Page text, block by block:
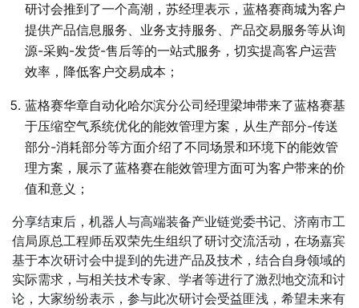
研讨会推到了一个高潮，苏经理表示，蓝格赛商城为客户
提供产品信息服务、业务支持服务、产品交易服务等从询
源-采购-发货-售后等的一站式服务，切实提高客户运营
效率，降低客户交易成本；
蓝格赛华章自动化哈尔滨分公司经理梁坤带来了蓝格赛基
于压缩空气系统优化的能效管理方案，从生产部分-传送
部分-消耗部分等方面介绍了不同场景和环境下的能效管
理方案，展示了蓝格赛在能效管理方面可为客户带来的价
值和意义；
分享结束后，机器人与高端装备产业链党委书记、济南市工
信局原总工程师岳双荣先生组织了研讨交流活动，在场嘉宾
基于本次研讨会中提到的先进产品及技术，结合自身领域的
实际需求，与相关技术专家、学者等进行了激烈地交流和讨
论，大家纷纷表示，参与此次研讨会受益匪浅，希望未来有